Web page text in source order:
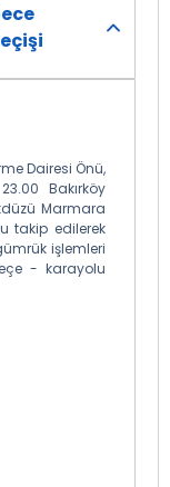
Dairesi Önü,
Bakırköy
Marmara
takip edilerek
işlemleri
- karayolu